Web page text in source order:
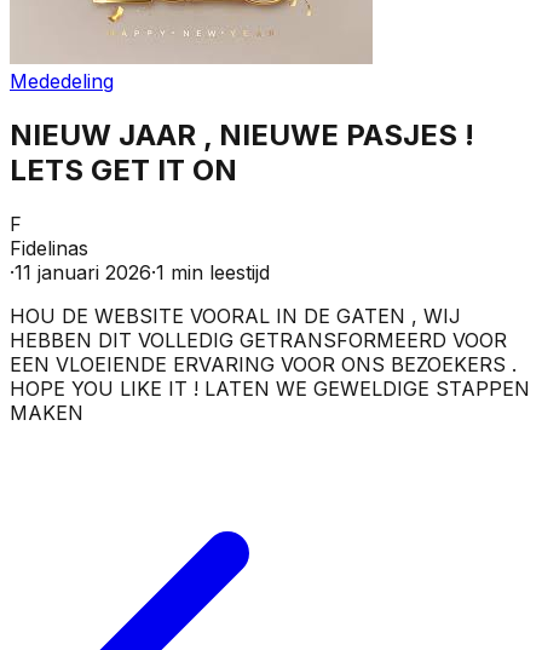
Mededeling
NIEUW JAAR , NIEUWE PASJES !
LETS GET IT ON
F
Fidelinas
·11 januari 2026·1 min leestijd
HOU DE WEBSITE VOORAL IN DE GATEN , WIJ
HEBBEN DIT VOLLEDIG GETRANSFORMEERD VOOR
EEN VLOEIENDE ERVARING VOOR ONS BEZOEKERS .
HOPE YOU LIKE IT ! LATEN WE GEWELDIGE STAPPEN
MAKEN